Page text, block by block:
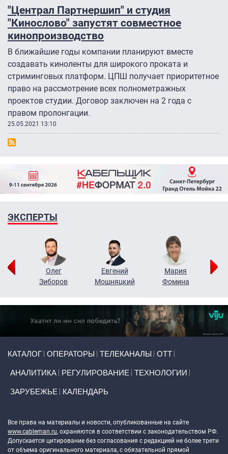
"Централ Партнершип" и студия
"Кинослово" запустят совместное
кинопроизводство
В ближайшие годы компании планируют вместе
создавать киноленты для широкого проката и
стриминговых платформ. ЦПШ получает приоритетное
право на рассмотрение всех полнометражных
проектов студии. Договор заключен на 2 года с
правом пролонгации.
25.05.2021 13:10
ЭКСПЕРТЫ
Олег
Зиборов
Евгений
Мошняцкий
Мария
Фомина
КАТАЛОГ ОПЕРАТОРЫ ТЕЛЕКАНАЛЫ ОТТ
АНАЛИТИКА РЕГУЛИРОВАНИЕ ТЕХНОЛОГИИ
ЗАРУБЕЖЬЕ КАЛЕНДАРЬ
Все права на материалы и новости, опубликованные на сайте
www.cableman.ru, охраняются в соответствии с законодательством РФ.
Допускается цитирование без согласования с редакцией не более трети
от объема оригинального материала, с обязательной прямой